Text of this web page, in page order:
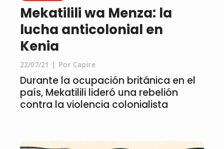
Mekatilili wa Menza: la
lucha anticolonial en
Kenia
22/07/21 Por Capire
Durante la ocupación británica en el
país, Mekatilili lideró una rebelión
contra la violencia colonialista